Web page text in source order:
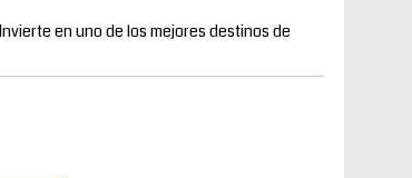
en uno de los mejores destinos de